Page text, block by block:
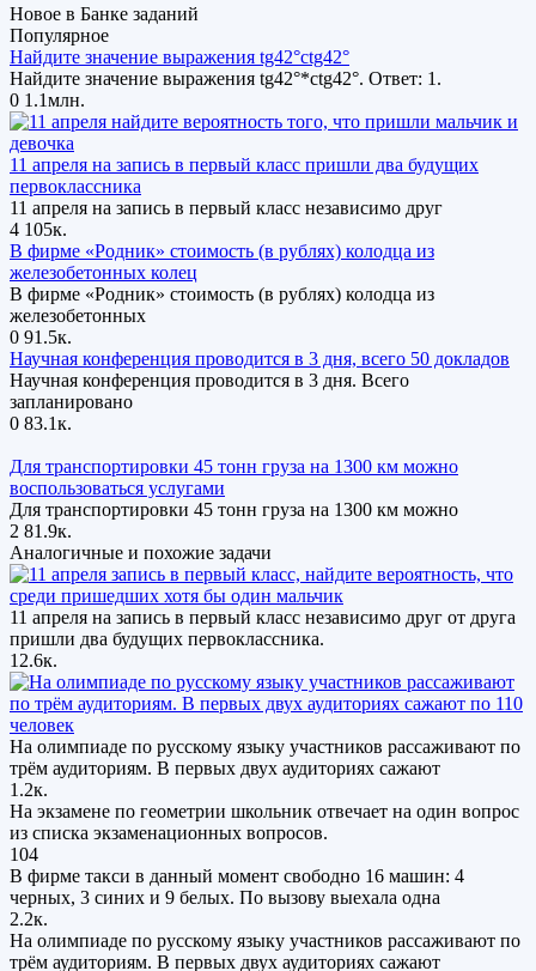
Новое в Банке заданий
Популярное
Найдите значение выражения tg42°ctg42°
Найдите значение выражения tg42°*ctg42°. Ответ: 1.
0 1.1млн.
11 апреля на запись в первый класс пришли два будущих
первоклассника
11 апреля на запись в первый класс независимо друг
4 105к.
В фирме «Родник» стоимость (в рублях) колодца из
железобетонных колец
В фирме «Родник» стоимость (в рублях) колодца из
железобетонных
0 91.5к.
Научная конференция проводится в 3 дня, всего 50 докладов
Научная конференция проводится в 3 дня. Всего
запланировано
0 83.1к.
Для транспортировки 45 тонн груза на 1300 км можно
воспользоваться услугами
Для транспортировки 45 тонн груза на 1300 км можно
2 81.9к.
Аналогичные и похожие задачи
11 апреля на запись в первый класс независимо друг от друга
пришли два будущих первоклассника.
12.6к.
На олимпиаде по русскому языку участников рассаживают по
трём аудиториям. В первых двух аудиториях сажают
1.2к.
На экзамене по геометрии школьник отвечает на один вопрос
из списка экзаменационных вопросов.
104
В фирме такси в данный момент свободно 16 машин: 4
черных, 3 синих и 9 белых. По вызову выехала одна
2.2к.
На олимпиаде по русскому языку участников рассаживают по
трём аудиториям. В первых двух аудиториях сажают